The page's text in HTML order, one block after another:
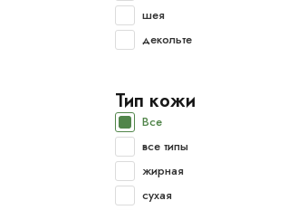
шея
декольте
Тип кожи
Все
все типы
жирная
сухая